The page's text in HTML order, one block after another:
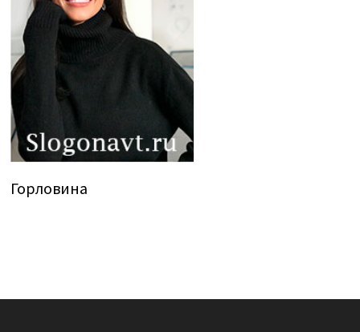
Горловина